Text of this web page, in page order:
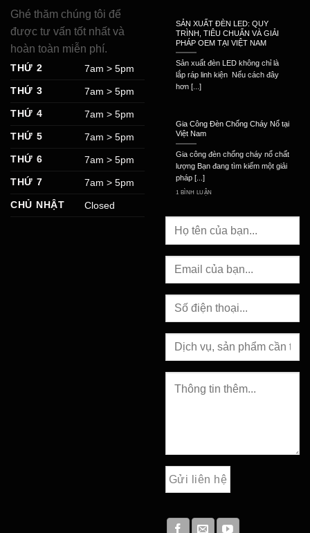
Ghé thăm chúng tôi để
được tư vấn tốt nhất và
hoàn toàn miễn phí.
THỨ 2
7am > 5pm
THỨ 3
7am > 5pm
THỨ 4
7am > 5pm
THỨ 5
7am > 5pm
THỨ 6
7am > 5pm
THỨ 7
7am > 5pm
CHỦ NHẬT
Closed
SẢN XUẤT ĐÈN LED: QUY
TRÌNH, TIÊU CHUẨN VÀ GIẢI
PHÁP OEM TẠI VIỆT NAM
Sản xuất đèn LED không chỉ là
lắp ráp linh kiện Nếu cách đây
hơn [...]
Gia Công Đèn Chống Cháy Nổ tại
Việt Nam
Gia công đèn chống cháy nổ chất
lượng Bạn đang tìm kiếm một giải
pháp [...]
1 BÌNH LUẬN